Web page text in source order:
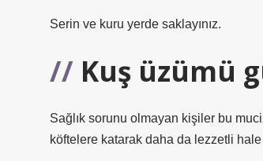
Serin ve kuru yerde saklayınız.
Kuş üzümü
Sağlık sorunu olmayan kişiler bu
köftelere katarak daha da lezzetli